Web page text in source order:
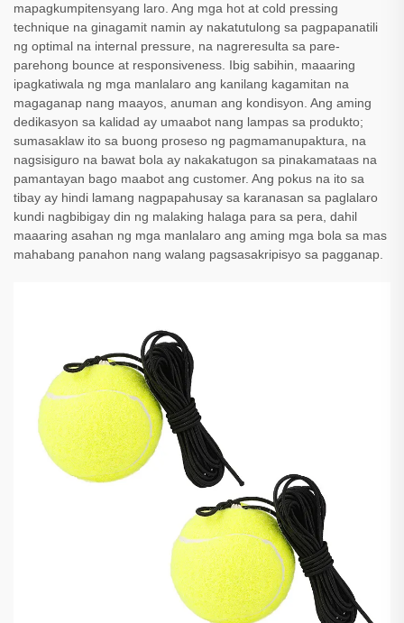
mapagkumpitensyang laro. Ang mga hot at cold pressing
technique na ginagamit namin ay nakatutulong sa pagpapanatili
ng optimal na internal pressure, na nagreresulta sa pare-
parehong bounce at responsiveness. Ibig sabihin, maaaring
ipagkatiwala ng mga manlalaro ang kanilang kagamitan na
magaganap nang maayos, anuman ang kondisyon. Ang aming
dedikasyon sa kalidad ay umaabot nang lampas sa produkto;
sumasaklaw ito sa buong proseso ng pagmamanupaktura, na
nagsisiguro na bawat bola ay nakakatugon sa pinakamataas na
pamantayan bago maabot ang customer. Ang pokus na ito sa
tibay ay hindi lamang nagpapahusay sa karanasan sa paglalaro
kundi nagbibigay din ng malaking halaga para sa pera, dahil
maaaring asahan ng mga manlalaro ang aming mga bola sa mas
mahabang panahon nang walang pagsasakripisyo sa pagganap.